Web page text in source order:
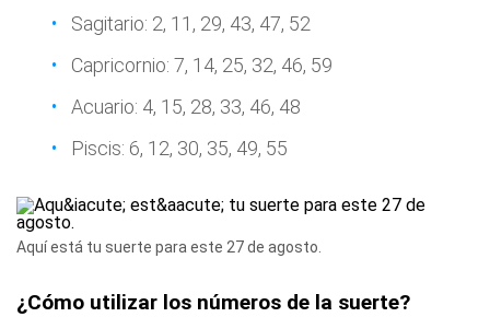
Sagitario: 2, 11, 29, 43, 47, 52
Capricornio: 7, 14, 25, 32, 46, 59
Acuario: 4, 15, 28, 33, 46, 48
Piscis: 6, 12, 30, 35, 49, 55
Aquí está tu suerte para este 27 de agosto.
¿Cómo utilizar los números de la suerte?